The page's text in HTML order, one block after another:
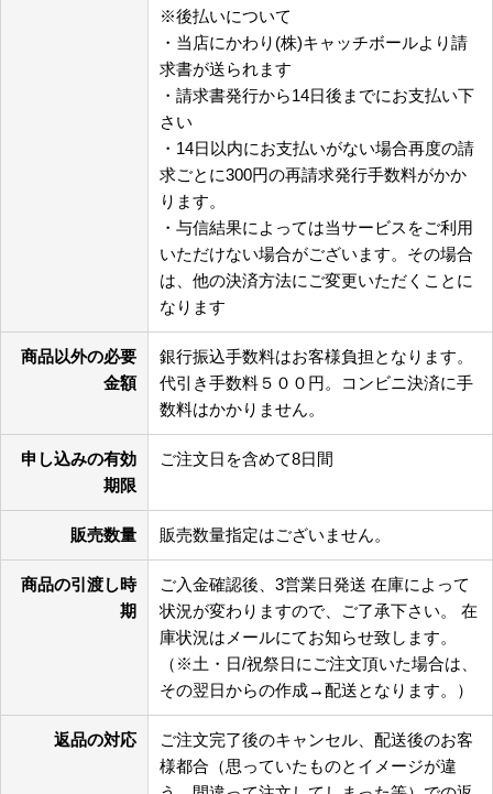
※後払いについて
・当店にかわり(株)キャッチボールより請
求書が送られます
・請求書発行から14日後までにお支払い下
さい
・14日以内にお支払いがない場合再度の請
求ごとに300円の再請求発行手数料がかか
ります。
・与信結果によっては当サービスをご利用
いただけない場合がございます。その場合
は、他の決済方法にご変更いただくことに
なります
商品以外の必要
金額
銀行振込手数料はお客様負担となります。
代引き手数料５００円。コンビニ決済に手
数料はかかりません。
申し込みの有効
期限
ご注文日を含めて8日間
販売数量 販売数量指定はございません。
商品の引渡し時
期
ご入金確認後、3営業日発送 在庫によって
状況が変わりますので、ご了承下さい。 在
庫状況はメールにてお知らせ致します。
（※土・日/祝祭日にご注文頂いた場合は、
その翌日からの作成→配送となります。）
返品の対応
ご注文完了後のキャンセル、配送後のお客
様都合（思っていたものとイメージが違